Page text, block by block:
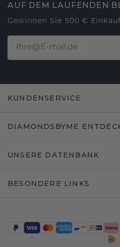
AUF DEM LAUFENDEN
Gewinnen Sie 500 €
KUNDENSERVICE
DIAMONDSBYME
UNSERE DATENBANK
BESONDERE LINKS